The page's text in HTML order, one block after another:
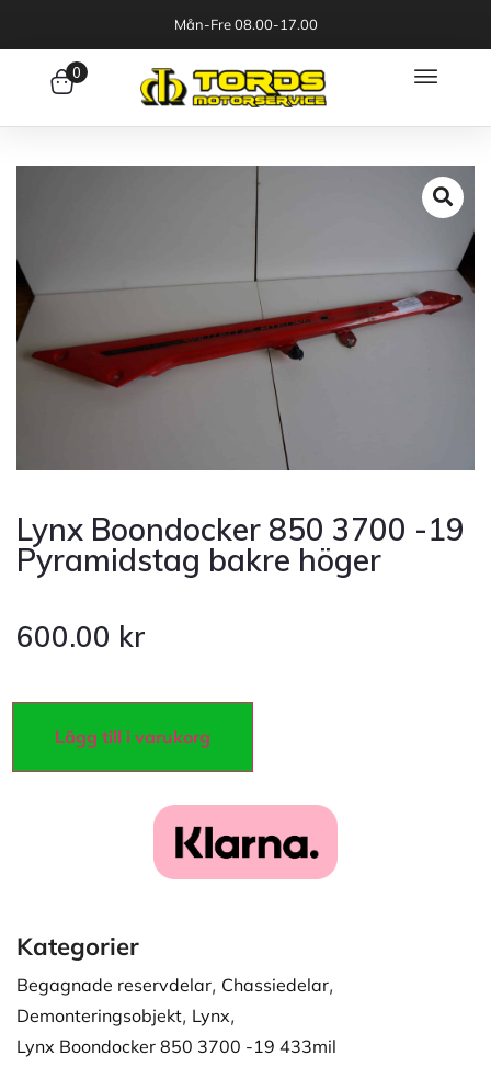
Mån-Fre 08.00-17.00
0
Lynx Boondocker 850 3700 -19
Pyramidstag bakre höger
600.00 kr
Lägg till i varukorg
Kategorier
Begagnade reservdelar, Chassiedelar,
Demonteringsobjekt, Lynx,
Lynx Boondocker 850 3700 -19 433mil